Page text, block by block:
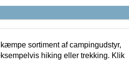
sortiment af campingudstyr,
hiking eller trekking. Klik